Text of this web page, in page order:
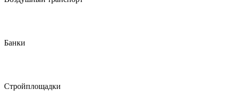
Банки
Стройплощадки